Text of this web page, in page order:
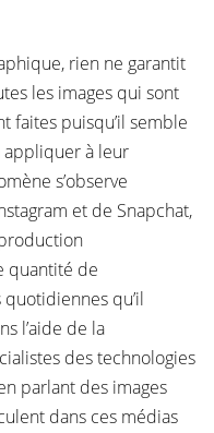
rien ne garantit
les images qui sont
faites puisqu’il semble
appliquer à leur
s’observe
et de Snapchat,
quantité de
qu’il
l’aide de la
des technologies
parlant des images
dans ces médias